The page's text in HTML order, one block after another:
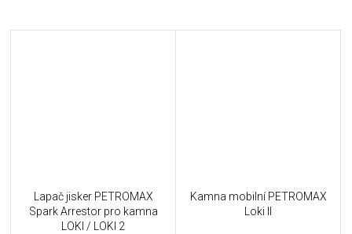
Lapač jisker PETROMAX
Spark Arrestor pro kamna
LOKI / LOKI 2
Kamna mobilní PETROMAX
Loki II